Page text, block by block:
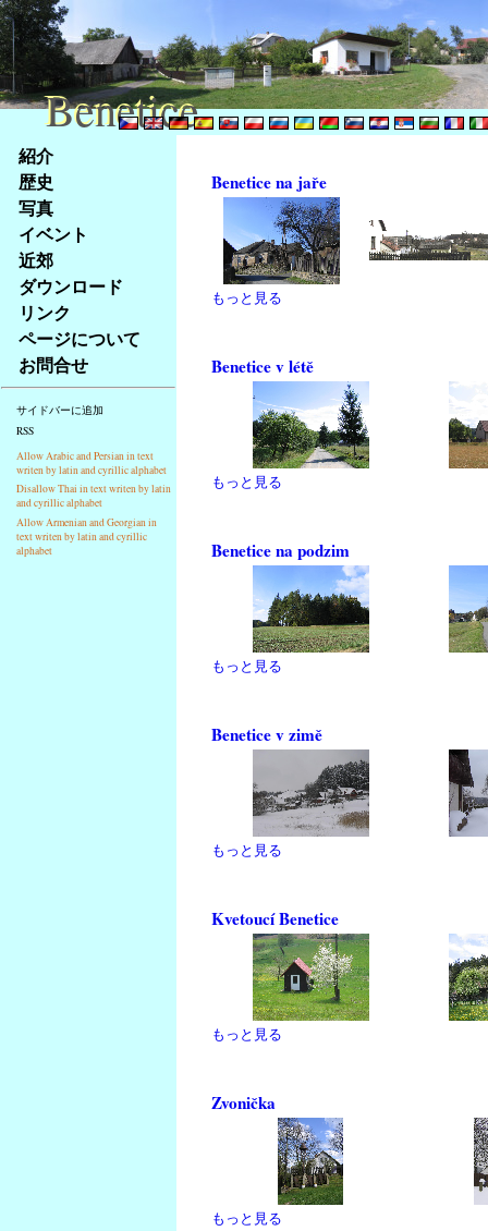
Na
obsah
stránky
Klávesové
zkratky
tomto
webu
základní
Hlavní
strana
紹介
歴史
写真
イベント
近郊
ダウンロード
リンク
ページについて
お問合せ
サイドバーに追加
RSS
Allow Arabic and Persian in text
writen by latin and cyrillic alphabet
Disallow Thai in text writen by latin
and cyrillic alphabet
Allow Armenian and Georgian in
text writen by latin and cyrillic
alphabet
Benetice na jaře
もっと見る
Benetice v létě
もっと見る
Benetice na podzim
もっと見る
Benetice v zimě
もっと見る
Kvetoucí Benetice
もっと見る
Zvonička
もっと見る
Benetice
Benetice